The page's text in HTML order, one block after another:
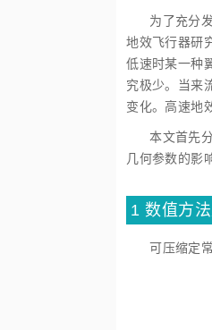
为了充分
地效飞行器研
低速时某一种
究极少。当来
变化。高速地
本文首先
几何参数的影
1 数值方
可压缩定